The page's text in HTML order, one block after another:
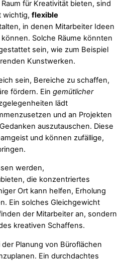
für Kreativität bieten, sind
wichtig, flexible
in denen Mitarbeiter Ideen
Solche Räume könnten
sein, wie zum Beispiel
Kunstwerken.
sein, Bereiche zu schaffen,
fördern. Ein gemütlicher
lädt
und an Projekten
auszutauschen. Diese
und können zufällige,
werden,
die konzentriertes
Ort kann helfen, Erholung
Ein solches Gleichgewicht
der Mitarbeiter an, sondern
kreativen Schaffens.
Planung von Büroflächen
Ein durchdachtes